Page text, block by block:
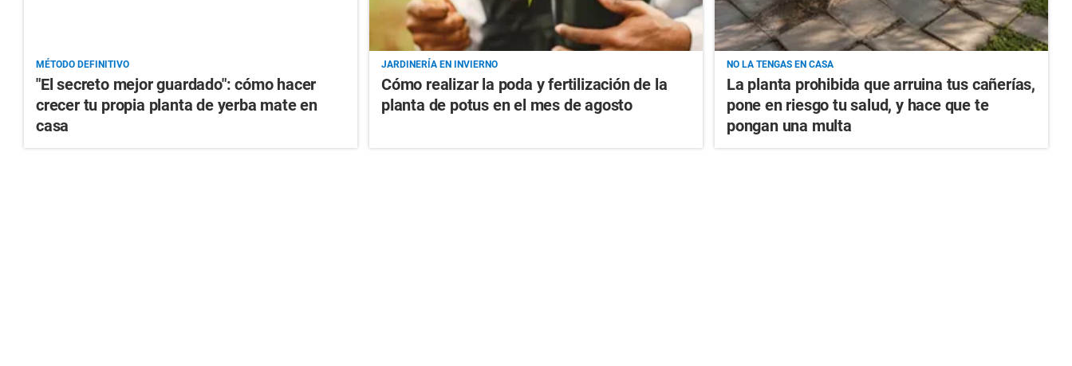
MÉTODO DEFINITIVO
"El secreto mejor guardado": cómo hacer
crecer tu propia planta de yerba mate en
casa
JARDINERÍA EN INVIERNO
Cómo realizar la poda y fertilización de la
planta de potus en el mes de agosto
NO LA TENGAS EN CASA
La planta prohibida que arruina tus cañerías,
pone en riesgo tu salud, y hace que te
pongan una multa